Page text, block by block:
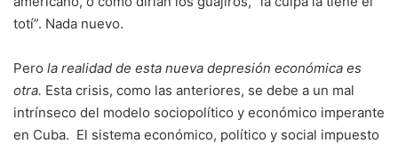
totí”. Nada nuevo.
Pero la realidad de esta nueva depresión económica es
otra. Esta crisis, como las anteriores, se debe a un mal
intrínseco del modelo sociopolítico y económico imperante
en Cuba. El sistema económico, político y social impuesto